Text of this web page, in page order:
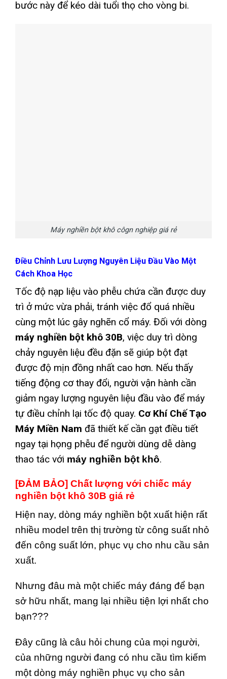
bước này để kéo dài tuổi thọ cho vòng bi.
Máy nghiền bột khô côgn nghiệp giá rẻ
Điều Chỉnh Lưu Lượng Nguyên Liệu Đầu Vào Một
Cách Khoa Học
Tốc độ nạp liệu vào phễu chứa cần được duy
trì ở mức vừa phải, tránh việc đổ quá nhiều
cùng một lúc gây nghẽn cổ máy. Đối với dòng
máy nghiền bột khô 30B, việc duy trì dòng
chảy nguyên liệu đều đặn sẽ giúp bột đạt
được độ mịn đồng nhất cao hơn. Nếu thấy
tiếng động cơ thay đổi, người vận hành cần
giảm ngay lượng nguyên liệu đầu vào để máy
tự điều chỉnh lại tốc độ quay. Cơ Khí Chế Tạo
Máy Miền Nam đã thiết kế cần gạt điều tiết
ngay tại họng phễu để người dùng dễ dàng
thao tác với máy nghiền bột khô.
[ĐẢM BẢO] Chất lượng với chiếc máy
nghiền bột khô 30B giá rẻ
Hiện nay, dòng máy nghiền bột xuất hiện rất
nhiều model trên thị trường từ công suất nhỏ
đến công suất lớn, phục vụ cho nhu cầu sản
xuất.
Nhưng đâu mà một chiếc máy đáng để bạn
sở hữu nhất, mang lại nhiều tiện lợi nhất cho
bạn???
Đây cũng là câu hỏi chung của mọi người,
của những người đang có nhu cầu tìm kiếm
một dòng máy nghiền phục vụ cho sản